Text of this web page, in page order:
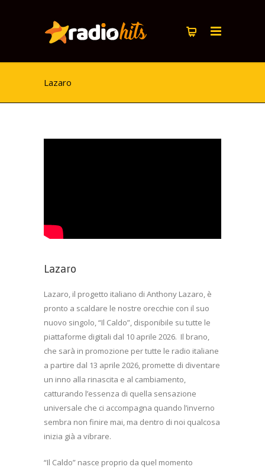
Lazaro
Lazaro
Lazaro, il progetto italiano di Anthony Lazaro, è
pronto a scaldare le nostre orecchie con il suo
nuovo singolo, “Il Caldo”, disponibile su tutte le
piattaforme digitali dal 10 aprile 2026. Il brano,
che sarà in promozione per tutte le radio italiane
a partire dal 13 aprile 2026, promette di diventare
un inno alla rinascita e al cambiamento,
catturando l’essenza di quella sensazione
universale che ci accompagna quando l’inverno
sembra non finire mai, ma dentro di noi qualcosa
inizia già a vibrare.
“Il Caldo” nasce proprio da quel momento